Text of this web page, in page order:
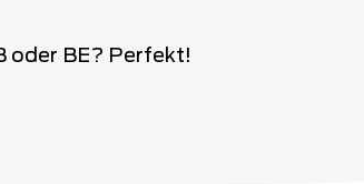
oder BE? Perfekt!